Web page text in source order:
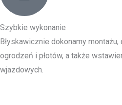
Szybkie wykonanie
Błyskawicznie dokonamy montażu,
ogrodzeń i płotów, a także
wjazdowych.